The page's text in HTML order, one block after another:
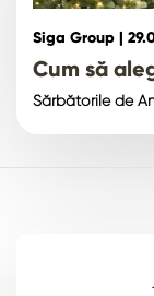
Siga Group |
Cum să
Sărbătorile de